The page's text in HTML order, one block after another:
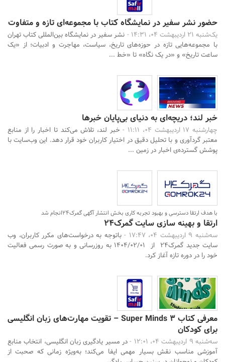
حضور نشر سفیر در نمایشگاه کتاب با مجموعه‌ای تازه و متفاوت
یک‌شنبه 21 اردیبهشت 04، 14:31 -
نشر سفیر در نمایشگاه بین‌المللی کتاب تهران
با مجموعه‌هایی تازه در حوزه‌های تاریخ، سیاست، مهاجرت و ادبیات؛ از «یک
ساعت تاریخ» و «در یک نگاه» تا «خط ...
خبر لند؛ دریچه‌ای به دنیای بی‌پایان خبرها
چهارشنبه 17 اردیبهشت 04، 11:11 -
خبر لند، تلاش می‌کند تا اخبار را از منابع
معتبر گردآوری و با تحلیل دقیق در اختیار کاربران خود قرار دهد. این وب‌سایت با
پوشش گسترده‌ی اخبار در زمین ...
با هدف ارتقا دسترسی و بهبود تجربه کاری بخش انتشار آگهی گمرک24انجام شد
ارتقا و بهینه سازی سایت گمرک24
سه‌شنبه 9 اردیبهشت 04، 17:47 -
باتوجه به درخواست‌های مکرر کاربران، وب
سایت جدید گمرک24 از 1404/02/01 به روزرسانی و به صورت رسمی فعالیت
خود را در دوره تازه آغاز کرد.
معرفی کتاب Super Minds 3 – تقویت مهارت‌های زبان انگلیسی
برای کودکان
سه‌شنبه 9 اردیبهشت 04، 12:01 -
در مسیر یادگیری زبان انگلیسی، انتخاب منابع
آموزشی مناسب نقش بسیار مهمی ایفا می‌کند؛ به‌ویژه زمانی که صحبت از